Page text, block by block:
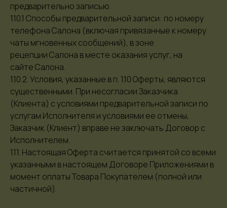
предварительно​ записью.
1.10.1 Способы предварительной записи: по номеру
телефона Салона (включая привязанные к номеру
чаты мгновенных сообщений), в зоне
рецепции Салона в месте оказания услуг, на
сайте Салона.
1.10.2. Условия, указанные в п. 1.10 Оферты, являются
существенными. При несогласии Заказчика
(Клиента) с условиями предварительной записи по
услугам Исполнителя и условиями ее отмены,
Заказчик (Клиент) вправе не заключать Договор с
Исполнителем.
1.11. Настоящая Оферта считается принятой со всеми
указанными в настоящем Договоре Приложениями в
момент оплаты Товара Покупателем (полной или
частичной).